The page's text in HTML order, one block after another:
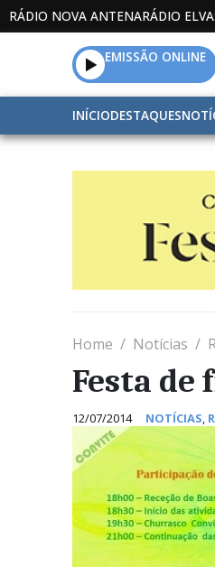
RÁDIO NOVA ANTENARÁDIO
EMISSÃO ONLINE
INÍCIODESTAQUES
Home Notícias
Festa de
12/07/2014 NOTÍCIAS,